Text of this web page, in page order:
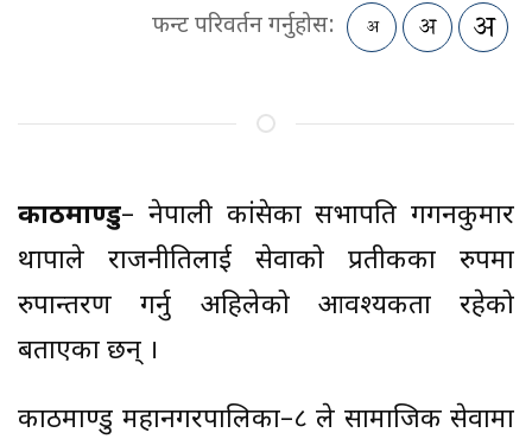
फन्ट परिवर्तन गर्नुहोस:
काठमाण्डु– नेपाली कांग्रेसका सभापति गगनकुमार
थापाले राजनीतिलाई सेवाको प्रतीकका रुपमा
रुपान्तरण गर्नु अहिलेको आवश्यकता रहेको
बताएका छन् ।
काठमाण्डु महानगरपालिका–८ ले सामाजिक सेवामा